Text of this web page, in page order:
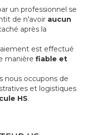
un professionnel se
de n'avoir aucun
après la
est effectué
manièrefiable et
nous occupons de
et logistiques
HS.